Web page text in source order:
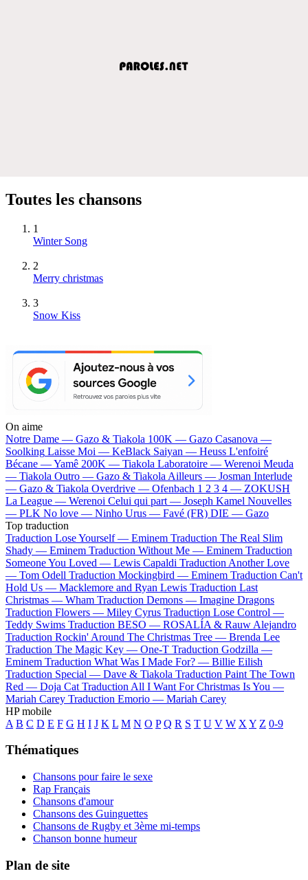
Toutes les chansons
1
Winter Song
2
Merry christmas
3
Snow Kiss
On aime
Notre Dame — Gazo & Tiakola 100K — Gazo Casanova —
Soolking Laisse Moi — KeBlack Saiyan — Heuss L'enfoiré
Bécane —Yamê 200K — Tiakola Laboratoire — Werenoi Meuda
— Tiakola Outro — Gazo & Tiakola Ailleurs — Josman Interlude
— Gazo & Tiakola Overdrive — Ofenbach 1 2 3 4 — ZOKUSH
La League — Werenoi Celui qui part — Joseph Kamel Nouvelles
— PLK No love — Ninho Urus — Favé (FR) DIE — Gazo
Top traduction
Traduction Lose Yourself — Eminem Traduction The Real Slim
Shady — Eminem Traduction Without Me — Eminem Traduction
Someone You Loved — Lewis Capaldi Traduction Another Love
— Tom Odell Traduction Mockingbird — Eminem Traduction Can't
Hold Us — Macklemore and Ryan Lewis Traduction Last
Christmas — Wham Traduction Demons — Imagine Dragons
Traduction Flowers — Miley Cyrus Traduction Lose Control —
Teddy Swims Traduction BESO — ROSALÍA & Rauw Alejandro
Traduction Rockin' Around The Christmas Tree — Brenda Lee
Traduction The Magic Key — One-T Traduction Godzilla —
Eminem Traduction What Was I Made For? — Billie Eilish
Traduction Special — Dave & Tiakola Traduction Paint The Town
Red — Doja Cat Traduction All I Want For Christmas Is You —
Mariah Carey Traduction Emorio — Mariah Carey
HP mobile
A B C D E F G H I J K L M N O P Q R S T U V W X Y Z 0-9
Thématiques
Chansons pour faire le sexe
Rap Français
Chansons d'amour
Chansons des Guinguettes
Chansons de Rugby et 3ème mi-temps
Chanson bonne humeur
Plan de site